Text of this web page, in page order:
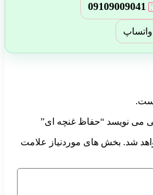
3
09109009041
واتساپ
می نویسد “حفاظ غنچه ای”
شد. بخش های موردنیاز علامت